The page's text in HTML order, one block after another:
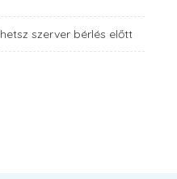
szerver bérlés előtt